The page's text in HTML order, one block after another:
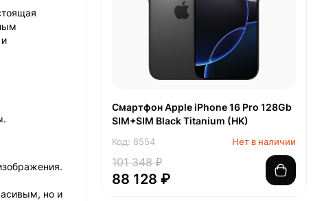
но и
Смартфон Apple iPhone 16 Pro 128Gb
SIM+SIM Black Titanium (HK)
Код: 8554 Нет в наличии
101 348 ₽
88 128 ₽